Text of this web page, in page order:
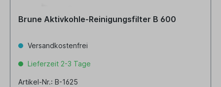
Brune Aktivkohle-Reinigungsfilter B 600
Versandkostenfrei
Lieferzeit 2-3 Tage
Artikel-Nr.: B-1625